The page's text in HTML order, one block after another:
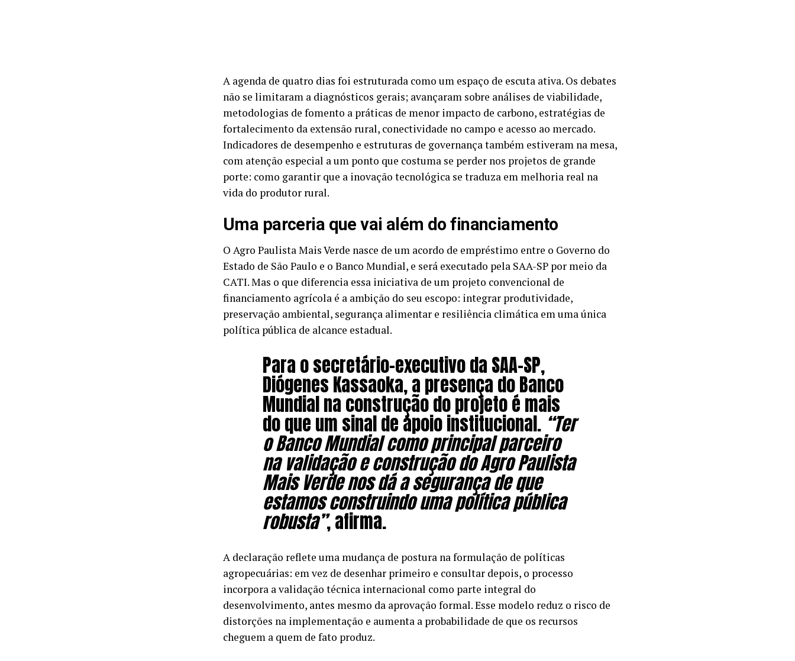
A agenda de quatro dias foi estruturada como um espaço de escuta ativa. Os debates
não se limitaram a diagnósticos gerais; avançaram sobre análises de viabilidade,
metodologias de fomento a práticas de menor impacto de carbono, estratégias de
fortalecimento da extensão rural, conectividade no campo e acesso ao mercado.
Indicadores de desempenho e estruturas de governança também estiveram na mesa,
com atenção especial a um ponto que costuma se perder nos projetos de grande
porte: como garantir que a inovação tecnológica se traduza em melhoria real na
vida do produtor rural.
Uma parceria que vai além do financiamento
O Agro Paulista Mais Verde nasce de um acordo de empréstimo entre o Governo do
Estado de São Paulo e o Banco Mundial, e será executado pela SAA-SP por meio da
CATI. Mas o que diferencia essa iniciativa de um projeto convencional de
financiamento agrícola é a ambição do seu escopo: integrar produtividade,
preservação ambiental, segurança alimentar e resiliência climática em uma única
política pública de alcance estadual.
Para o secretário-executivo da SAA-SP,
Diógenes Kassaoka, a presença do Banco
Mundial na construção do projeto é mais
do que um sinal de apoio institucional. “Ter
o Banco Mundial como principal parceiro
na validação e construção do Agro Paulista
Mais Verde nos dá a segurança de que
estamos construindo uma política pública
robusta”, afirma.
A declaração reflete uma mudança de postura na formulação de políticas
agropecuárias: em vez de desenhar primeiro e consultar depois, o processo
incorpora a validação técnica internacional como parte integral do
desenvolvimento, antes mesmo da aprovação formal. Esse modelo reduz o risco de
distorções na implementação e aumenta a probabilidade de que os recursos
cheguem a quem de fato produz.